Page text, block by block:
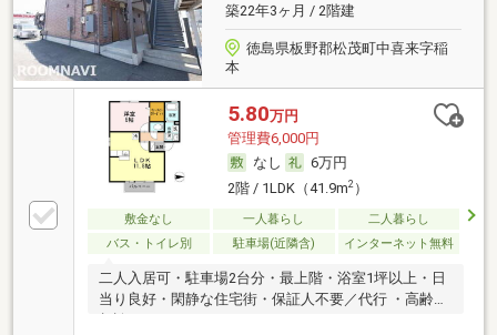
築22年3ヶ月 / 2階建
徳島県板野郡松茂町中喜来字稲
本
5.80万円
管理費6,000円
なし
6万円
2階 / 1LDK（41.9m2）
敷金なし 一人暮らし
二人暮らし
バス・トイレ別
駐車場(近隣含) インターネット無料
二人入居可・駐車場2台分・最上階・浴室1坪以上・日
当り良好・閑静な住宅街・保証人不要／代行 ・高齢者